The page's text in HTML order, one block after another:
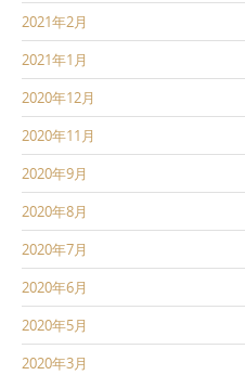
2021年2月
2021年1月
2020年12月
2020年11月
2020年9月
2020年8月
2020年7月
2020年6月
2020年5月
2020年3月